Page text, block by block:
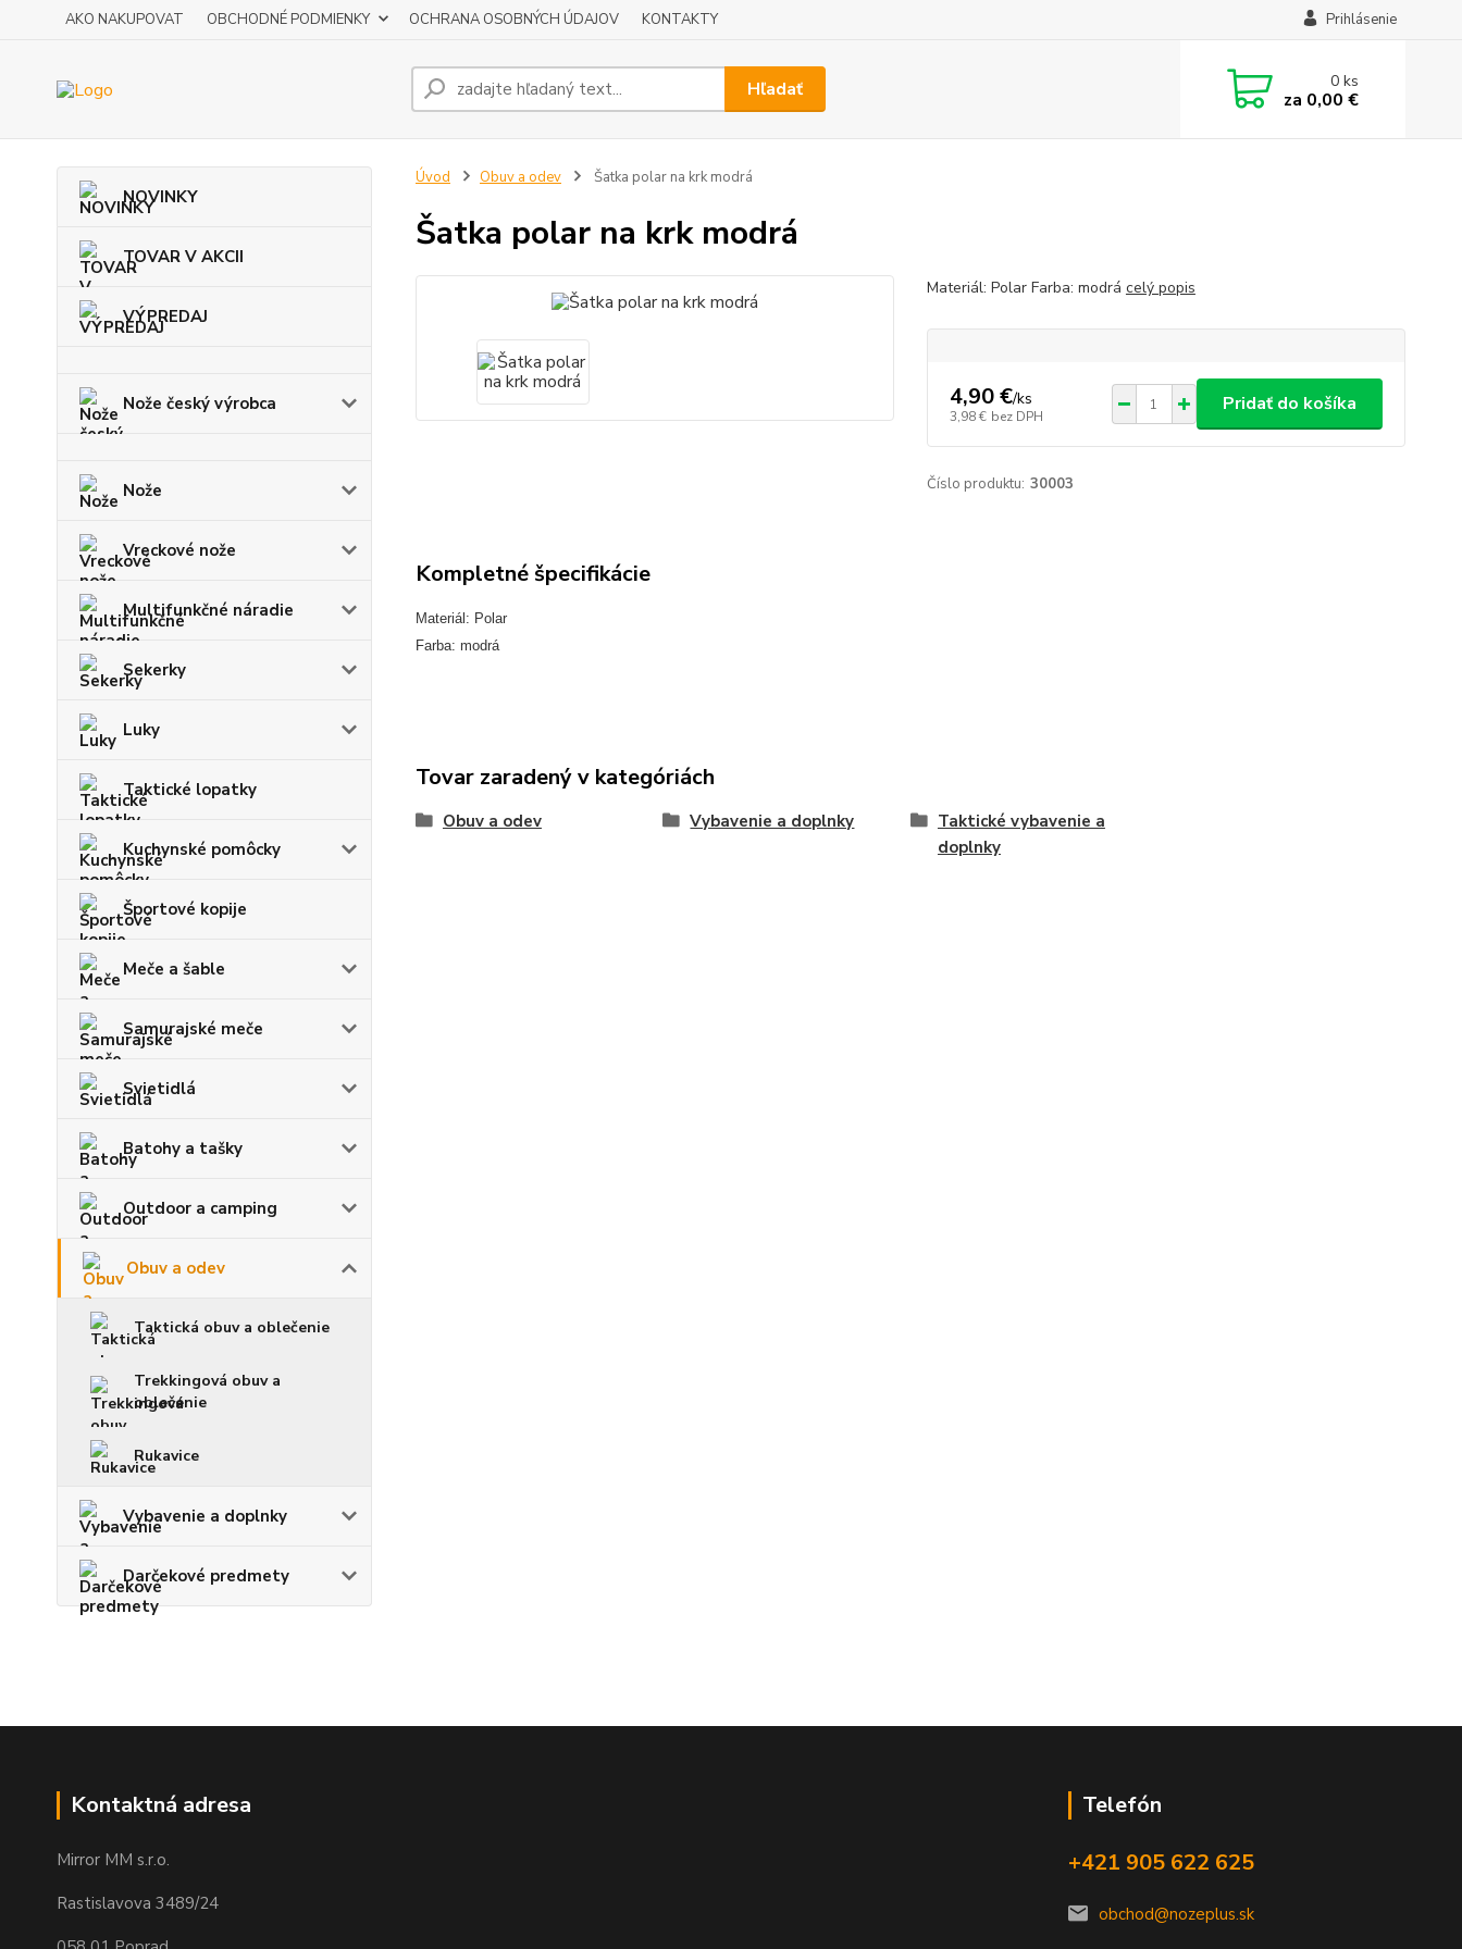
AKO NAKUPOVAT OBCHODNÉ PODMIENKY OCHRANA OSOBNÝCH ÚDAJOV KONTAKTY Prihlásenie
Hľadať 0ks
za 0,00 €
NOVINKY
TOVAR V AKCII
VÝPREDAJ
Nože český výrobca
Nože
Vreckové nože
Multifunkčné náradie
Sekerky
Luky
Taktické lopatky
Kuchynské pomôcky
Športové kopije
Meče a šable
Samurajské meče
Svietidlá
Batohy a tašky
Outdoor a camping
Obuv a odev
Taktická obuv a oblečenie
Trekkingová obuv a
oblečenie
Rukavice
Vybavenie a doplnky
Darčekové predmety
Úvod Obuv a odev Šatka polar na krk modrá
Šatka polar na krk modrá
Materiál: Polar Farba: modrá celý popis
4,90 €/ks
3,98 € bez DPH
Pridať do košíka
Číslo produktu: 30003
Kompletné špecifikácie
Materiál: Polar
Farba: modrá
Tovar zaradený v kategóriách
Obuv a odev Vybavenie a doplnky
Taktické vybavenie a
doplnky
Kontaktná adresa
Mirror MM s.r.o.
Rastislavova 3489/24
Telefón
+421 905 622 625
obchod@nozeplus.sk